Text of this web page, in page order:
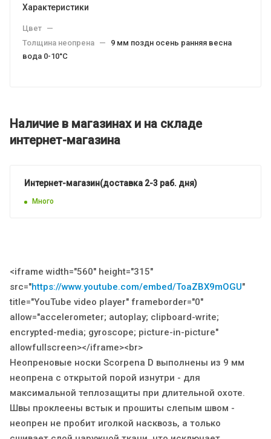
Характеристики
Цвет —
Толщина неопрена —
9 мм поздн осень ранняя весна
вода 0-10°C
Наличие в магазинах и на складе
интернет-магазина
Интернет-магазин(доставка 2-3 раб. дня)
Много
<iframe width="560" height="315"
src="https://www.youtube.com/embed/ToaZBX9mOGU"
title="YouTube video player" frameborder="0"
allow="accelerometer; autoplay; clipboard-write;
encrypted-media; gyroscope; picture-in-picture"
allowfullscreen></iframe><br>
Неопреновые носки Scorpena D выполнены из 9 мм
неопрена с открытой порой изнутри - для
максимальной теплозащиты при длительной охоте.
Швы проклеены встык и прошиты слепым швом -
неопрен не пробит иголкой насквозь, а только